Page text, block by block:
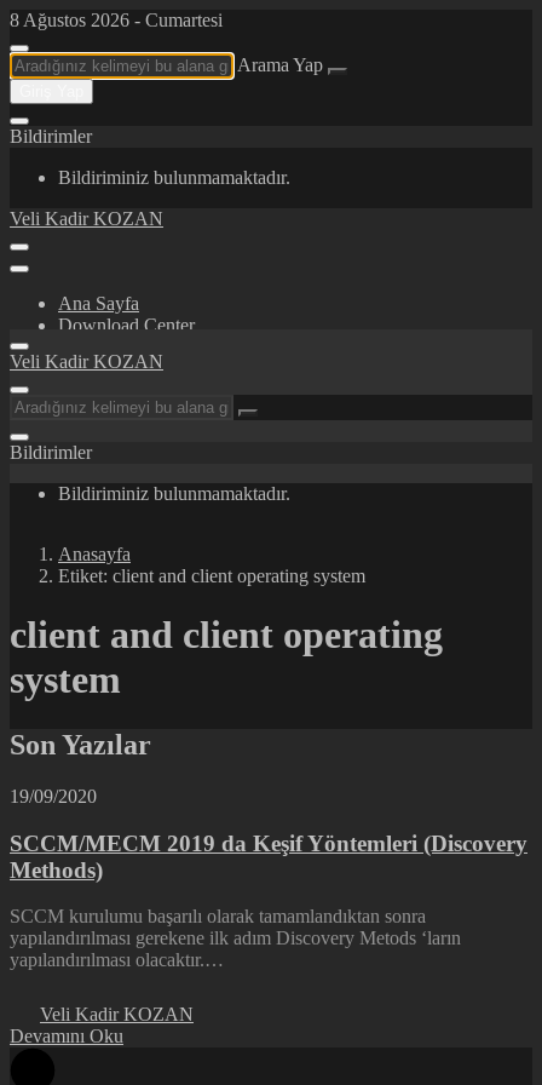
8 Ağustos 2026 - Cumartesi
Arama Yap
Bildirimler
Bildiriminiz bulunmamaktadır.
Veli Kadir KOZAN
Ana Sayfa
Download Center
İletişim
Veli Kadir KOZAN
Bildirimler
Bildiriminiz bulunmamaktadır.
Anasayfa
Etiket: client and client operating system
client and client operating
system
Son Yazılar
19/09/2020
SCCM/MECM 2019 da Keşif Yöntemleri (Discovery
Methods)
SCCM kurulumu başarılı olarak tamamlandıktan sonra
yapılandırılması gerekene ilk adım Discovery Metods ‘ların
yapılandırılması olacaktır.…
Veli Kadir KOZAN
Devamını Oku